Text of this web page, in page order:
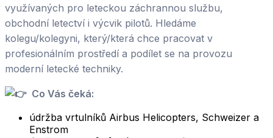
využívaných pro leteckou záchrannou službu,
obchodní letectví i výcvik pilotů. Hledáme
kolegu/kolegyni, který/která chce pracovat v
profesionálním prostředí a podílet se na provozu
moderní letecké techniky.
Co Vás čeká:
údržba vrtulníků Airbus Helicopters, Schweizer a
Enstrom